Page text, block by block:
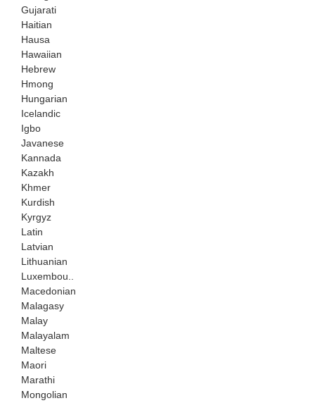
Gujarati
Haitian
Hausa
Hawaiian
Hebrew
Hmong
Hungarian
Icelandic
Igbo
Javanese
Kannada
Kazakh
Khmer
Kurdish
Kyrgyz
Latin
Latvian
Lithuanian
Luxembou..
Macedonian
Malagasy
Malay
Malayalam
Maltese
Maori
Marathi
Mongolian